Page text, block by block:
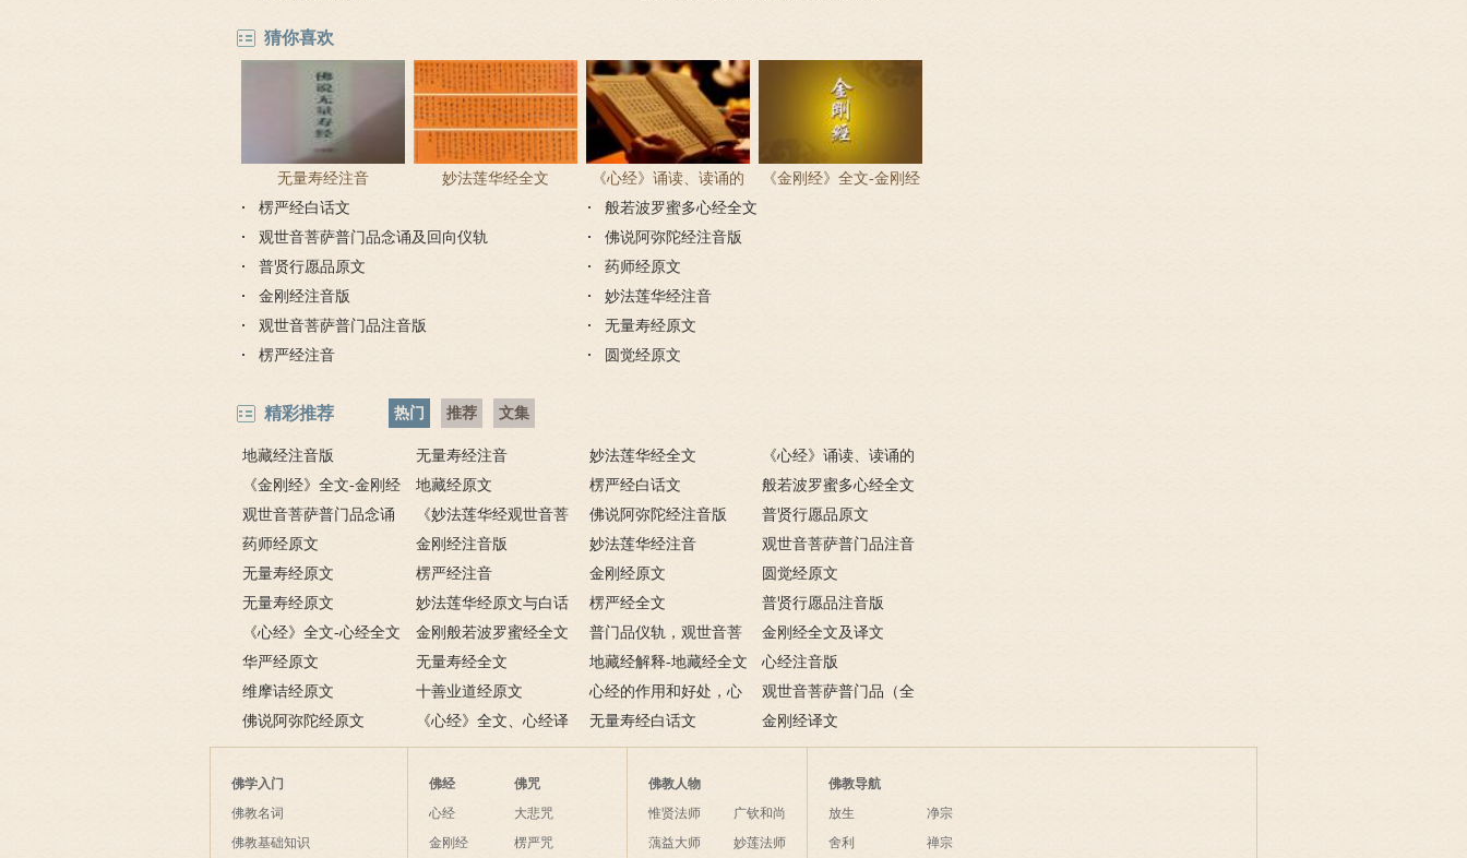
猜你喜欢
无量寿经注音 妙法莲华经全文
《心经》诵读、读诵的
步骤
《金刚经》全文-金刚经
楞严经白话文
般若波罗蜜多心经全文
观世音菩萨普门品念诵及回向仪轨
佛说阿弥陀经注音版
普贤行愿品原文
药师经原文
金刚经注音版
妙法莲华经注音
观世音菩萨普门品注音版
无量寿经原文
楞严经注音
圆觉经原文
精彩推荐 热门 推荐 文集
地藏经注音版 无量寿经注音 妙法莲华经全文
《心经》诵读、读诵的
步骤
《金刚经》全文-金刚经
原文、译文及释意
地藏经原文 楞严经白话文
般若波罗蜜多心经全文
观世音菩萨普门品念诵
及回向仪轨
《妙法莲华经观世音菩
萨普门品》全文
佛说阿弥陀经注音版
普贤行愿品原文
药师经原文
金刚经注音版 妙法莲华经注音
观世音菩萨普门品注音
版
无量寿经原文 楞严经注音 金刚经原文
圆觉经原文
无量寿经原文
妙法莲华经原文与白话
文对照版
楞严经全文
普贤行愿品注音版
《心经》全文-心经全文
注音及译文
金刚般若波罗蜜经全文
普门品仪轨，观世音菩
萨普门品完整仪轨
金刚经全文及译文
华严经原文
无量寿经全文
地藏经解释-地藏经全文
白话解释
心经注音版
维摩诘经原文
十善业道经原文
心经的作用和好处，心
经有什么作用？
观世音菩萨普门品（全
文）
佛说阿弥陀经原文
《心经》全文、心经译
文解释
无量寿经白话文 金刚经译文
佛学入门
佛教名词
佛教基础知识
佛经
心经
金刚经
佛咒
大悲咒
楞严咒
佛教人物
惟贤法师
蕅益大师
广钦和尚
妙莲法师
佛教导航
放生
舍利
净宗
禅宗